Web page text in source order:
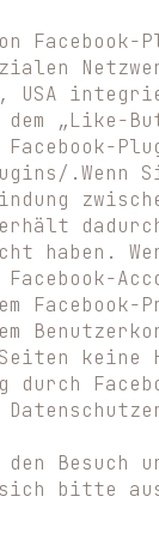
USA
dem
.Wenn
haben.
Facebook-
keine
durch
Besuch
bitte